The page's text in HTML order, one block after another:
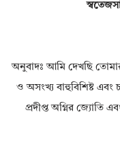
অনুবাদঃ আমি দেখছি
ও অসংখ্য বাহুবিশিষ্ট এবং
প্রদীপ্ত অগ্নির জ্যোতি